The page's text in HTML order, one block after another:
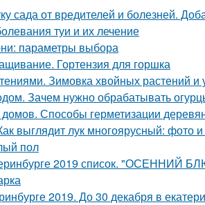
сада от вредителей и болезней.
туи и их лечение
параметры выбора
Гортензия для горшка
Зимовка хвойных растений и
Зачем нужно обрабатывать
Способы герметизации
выглядит лук многоярусный: фото
пол
2019 список. "ОСЕННИЙ
2019. До 30 декабря в